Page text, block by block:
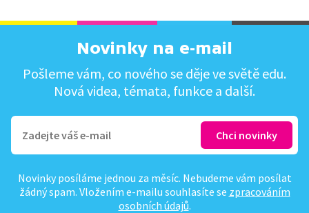
Novinky na e-mail
Pošleme vám, co nového se děje ve světě edu.
Nová videa, témata, funkce a další.
Novinky posíláme jednou za měsíc. Nebudeme vám posílat
žádný spam. Vložením e-mailu souhlasíte se zpracováním
osobních údajů.